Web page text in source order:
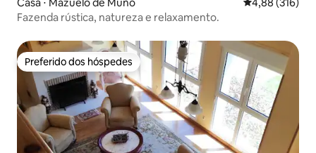
Fazenda rústica, natureza e relaxamento.
Preferido dos hóspedes
Preferido dos hóspedes